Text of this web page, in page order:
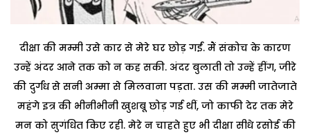
दीक्षा की मम्मी उसे कार से मेरे घर छोड़ गईं. मैं संकोच के कारण
उन्हें अंदर आने तक को न कह सकी. अंदर बुलाती तो उन्हें हींग, जीरे
की दुर्गंध से सनी अम्मा से मिलवाना पड़ता. उस की मम्मी जातेजाते
महंगे इत्र की भीनीभीनी खुशबू छोड़ गई थीं, जो काफी देर तक मेरे
मन को सुगंधित किए रही. मेरे न चाहते हुए भी दीक्षा सीधे रसोई की